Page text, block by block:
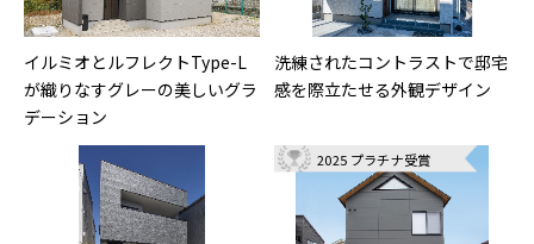
イルミオとルフレクトType-L
が織りなすグレーの美しいグラ
デーション
洗練されたコントラストで邸宅
感を際立たせる外観デザイン
2025 プラチナ受賞